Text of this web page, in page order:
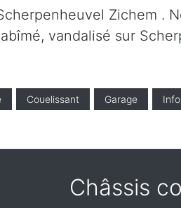
Zichem .
vandalisé sur
Couelissant Garage Info
Châssis